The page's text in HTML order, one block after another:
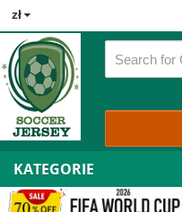
zł
Contact
Tracking
Moje
KATEGORIE
Premier
League
La
Liga
Bundesliga
Serie